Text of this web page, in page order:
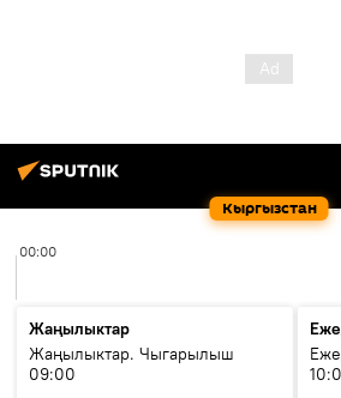
Кыргызстан
00:00
Жаңылыктар
Жаңылыктар. Чыгарылыш
09:00